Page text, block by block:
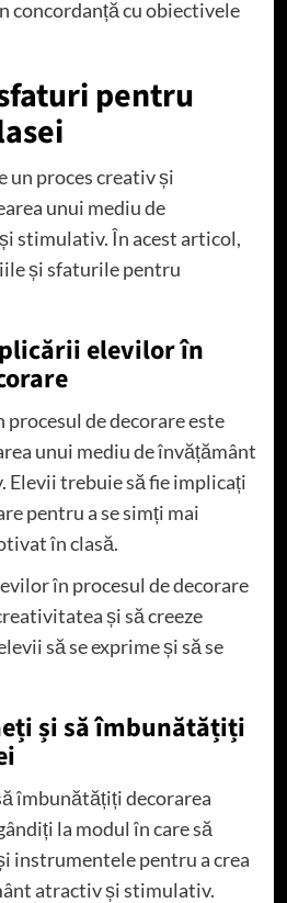
concordanță cu obiectivele
pentru
un proces creativ și
unui mediu de
stimulativ. În acest articol,
și sfaturile pentru
elevilor în
de decorare este
unui mediu de învățământ
trebuie să fie implicați
pentru a se simți mai
în clasă.
în procesul de decorare
și să creeze
să se exprime și să se
și să îmbunătățiți
îmbunătățiți decorarea
la modul în care să
instrumentele pentru a crea
atractiv și stimulativ.